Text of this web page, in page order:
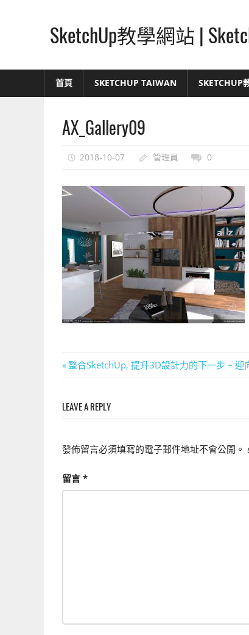
SketchUp教學網站 |
最
首頁 SKETCHUP TAIWAN SKETCHUP
AX_Gallery09
2018-10-07 管理員 0
文
導
覽
Previous
整合SketchUp, 提升3D設計力的下一步 – 迎
LEAVE A REPLY
發佈留言必須填寫的電子郵件地址不會公開。
留言 *